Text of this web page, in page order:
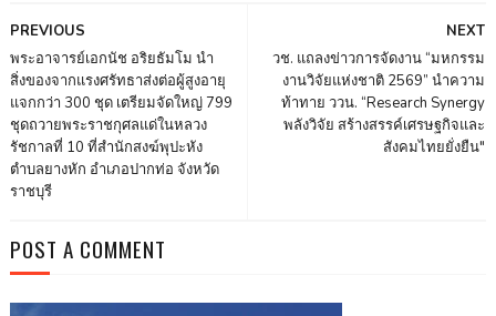
NEXT
วช. แถลงข่าวการจัดงาน “มหกรรม
งานวิจัยแห่งชาติ 2569” นำความ
ท้าทาย ววน. “Research Synergy
พลังวิจัย สร้างสรรค์เศรษฐกิจและ
สังคมไทยยั่งยืน"
PREVIOUS
พระอาจารย์เอกนัช อริยธัมโม นำ
สิ่งของจากแรงศรัทธาส่งต่อผู้สูงอายุ
แจกกว่า 300 ชุด เตรียมจัดใหญ่ 799
ชุดถวายพระราชกุศลแด่ในหลวง
รัชกาลที่ 10 ที่สำนักสงฆ์พุปะหัง
ตำบลยางหัก อำเภอปากท่อ จังหวัด
ราชบุรี
POST A COMMENT